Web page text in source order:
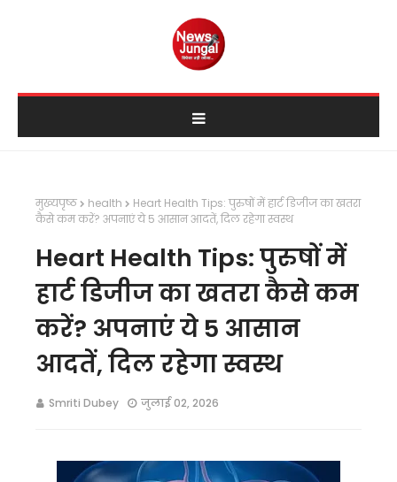
मुख्यपृष्ठ health
Heart Health Tips: पुरुषों में हार्ट डिजीज का खतरा
कैसे कम करें? अपनाएं ये 5 आसान आदतें, दिल रहेगा स्वस्थ
Heart Health Tips: पुरुषों में
हार्ट डिजीज का खतरा कैसे कम
करें? अपनाएं ये 5 आसान
आदतें, दिल रहेगा स्वस्थ
Smriti Dubey जुलाई 02, 2026